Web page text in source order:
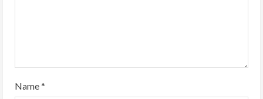
Name*